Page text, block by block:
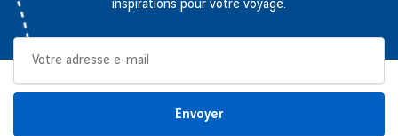
inspirations pour votre voyage.
Envoyer